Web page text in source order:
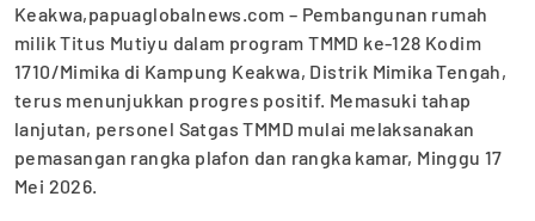
Keakwa,papuaglobalnews.com – Pembangunan rumah
milik Titus Mutiyu dalam program TMMD ke-128 Kodim
1710/Mimika di Kampung Keakwa, Distrik Mimika Tengah,
terus menunjukkan progres positif. Memasuki tahap
lanjutan, personel Satgas TMMD mulai melaksanakan
pemasangan rangka plafon dan rangka kamar, Minggu 17
Mei 2026.